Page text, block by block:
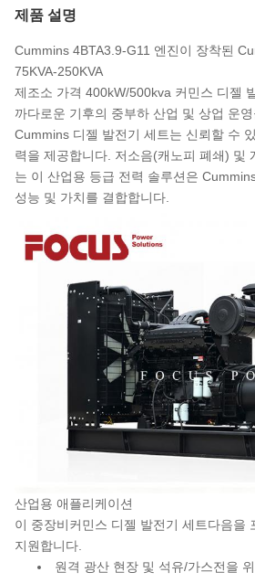
제품 설명
Cummins 4BTA3.9-G11 엔진이 장착된
75KVA-250KVA
제조소 가격 400kW/500kva 커민스 디젤
까다로운 기후의 중부하 산업 및 상업 운
Cummins 디젤 발전기 세트는 신뢰할 수
력을 제공합니다. 저소음(캐노피 폐쇄) 및
는 이 산업용 등급 전력 솔루션은
성능 및 가치를 결합합니다.
산업용 애플리케이션
이 중장비커민스 디젤 발전기 세트다음을
지원합니다.
원격 광산 현장 및 석유/가스전을